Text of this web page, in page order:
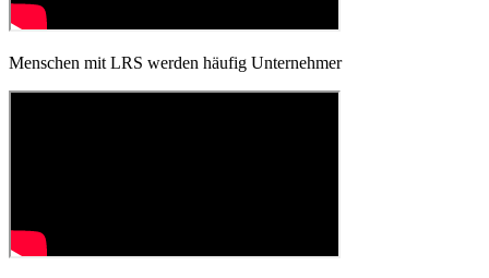
Menschen mit LRS werden häufig Unternehmer